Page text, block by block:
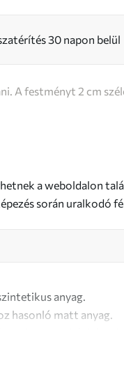
30 napon belül
A festményt 2 cm
a weboldalon
során uralkodó
anyag.
hasonló matt anyag.